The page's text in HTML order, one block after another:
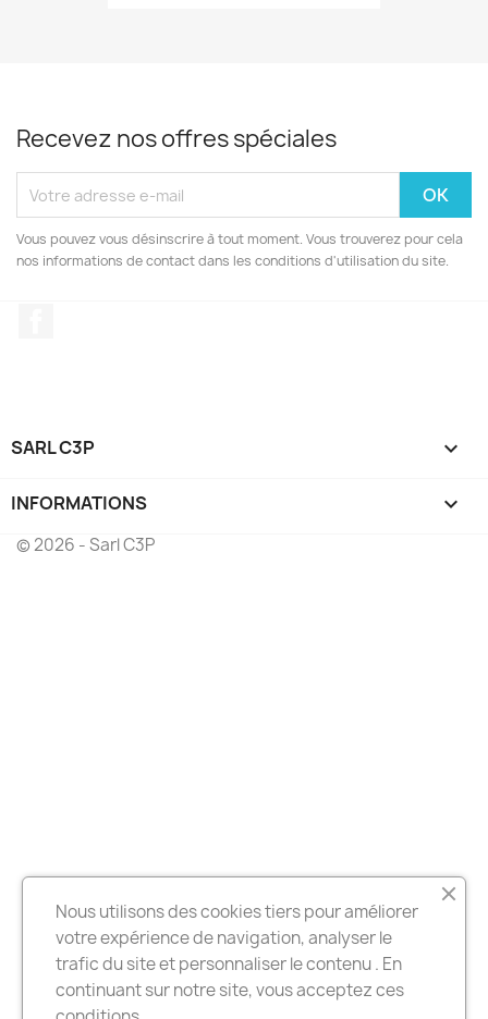
Recevez nos offres spéciales
Vous pouvez vous désinscrire à tout moment. Vous trouverez pour cela
nos informations de contact dans les conditions d'utilisation du site.
SARL C3P 
INFORMATIONS keyboard_arrow_down
© 2026 - Sarl C3P
Nous utilisons des cookies tiers pour améliorer
votre expérience de navigation, analyser le
trafic du site et personnaliser le contenu . En
continuant sur notre site, vous acceptez ces